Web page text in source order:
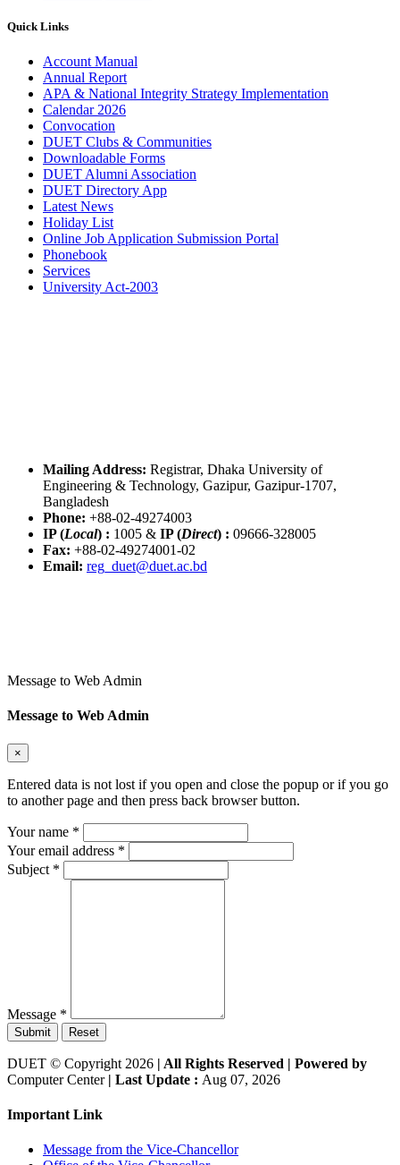
Quick Links
Account Manual
Annual Report
APA & National Integrity Strategy Implementation
Calendar 2026
Convocation
DUET Clubs & Communities
Downloadable Forms
DUET Alumni Association
DUET Directory App
Latest News
Holiday List
Online Job Application Submission Portal
Phonebook
Services
University Act-2003
Mailing Address: Registrar, Dhaka University of
Engineering & Technology, Gazipur, Gazipur-1707,
Bangladesh
Phone: +88-02-49274003
IP (Local) : 1005 & IP (Direct) : 09666-328005
Fax: +88-02-49274001-02
Email: reg_duet@duet.ac.bd
Message to Web Admin
Message to Web Admin
×
Entered data is not lost if you open and close the popup or if you go
to another page and then press back browser button.
Your name *
Your email address *
Subject *
Message *
Submit Reset
DUET © Copyright 2026 | All Rights Reserved | Powered by
Computer Center | Last Update : Aug 07, 2026
Important Link
Message from the Vice-Chancellor